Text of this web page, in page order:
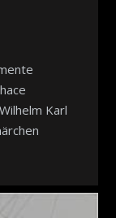
Karl